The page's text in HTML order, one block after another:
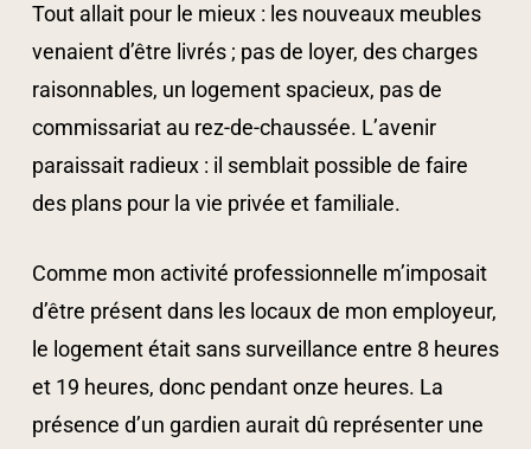
Tout allait pour le mieux : les nouveaux meubles
venaient d’être livrés ; pas de loyer, des charges
raisonnables, un logement spacieux, pas de
commissariat au rez-de-chaussée. L’avenir
paraissait radieux : il semblait possible de faire
des plans pour la vie privée et familiale.
Comme mon activité professionnelle m’imposait
d’être présent dans les locaux de mon employeur,
le logement était sans surveillance entre 8 heures
et 19 heures, donc pendant onze heures. La
présence d’un gardien aurait dû représenter une